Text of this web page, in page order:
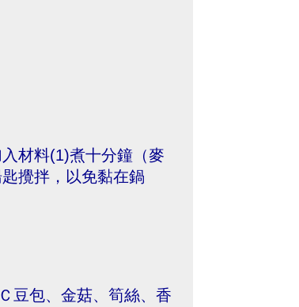
材料(1)煮十分鐘（麥
攪拌，以免黏在鍋
豆包、金菇、筍絲、香